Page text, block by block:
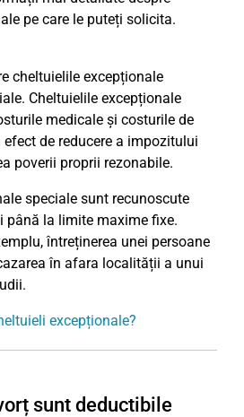
pe care le puteți solicita.
cheltuielile excepționale
Cheltuielile excepționale
medicale și costurile de
de reducere a impozitului
poverii proprii rezonabile.
speciale sunt recunoscute
până la limite maxime fixe.
întreținerea unei persoane
în afara localității a unui
excepționale?
sunt deductibile